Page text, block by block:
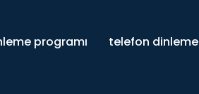
programı telefon dinleme